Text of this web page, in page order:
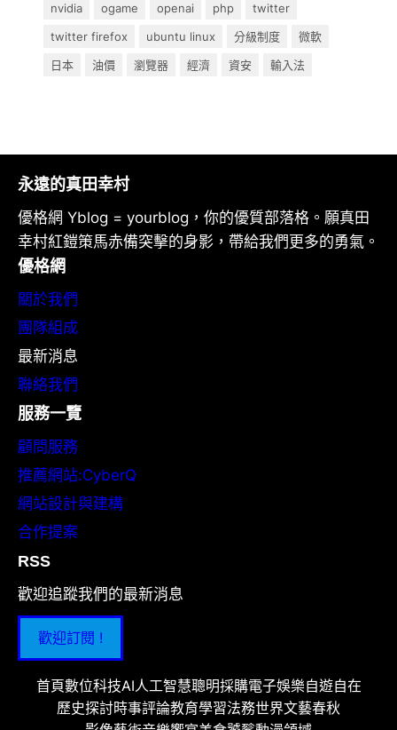
nvidia
ogame openai php
twitter
twitter firefox
ubuntu linux 分級制度
微軟
日本
油價 瀏覽器 經濟 資安 輸入法
永遠的真田幸村
優格網 Yblog = yourblog，你的優質部落格。願真田
幸村紅鎧策馬赤備突擊的身影，帶給我們更多的勇氣。
優格網
關於我們
團隊組成
最新消息
聯絡我們
服務一覽
顧問服務
推薦網站:CyberQ
網站設計與建構
合作提案
RSS
歡迎追蹤我們的最新消息
歡迎訂閱 !
首頁數位科技AI人工智慧聰明採購電子娛樂自遊自在
歷史探討時事評論教育學習法務世界文藝春秋